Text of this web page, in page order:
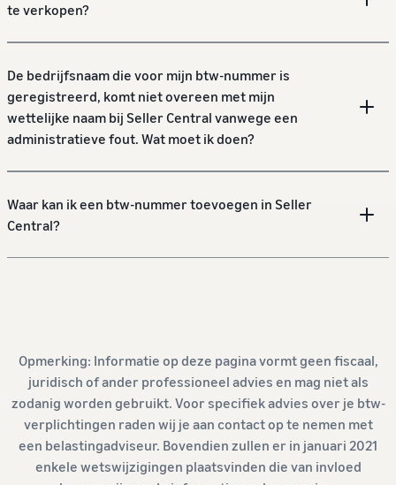
te verkopen?
De bedrijfsnaam die voor mijn btw-nummer is
geregistreerd, komt niet overeen met mijn
wettelijke naam bij Seller Central vanwege een
administratieve fout. Wat moet ik doen?
Waar kan ik een btw-nummer toevoegen in Seller
Central?
Opmerking: Informatie op deze pagina vormt geen fiscaal,
juridisch of ander professioneel advies en mag niet als
zodanig worden gebruikt. Voor specifiek advies over je btw-
verplichtingen raden wij je aan contact op te nemen met
een belastingadviseur. Bovendien zullen er in januari 2021
enkele wetswijzigingen plaatsvinden die van invloed